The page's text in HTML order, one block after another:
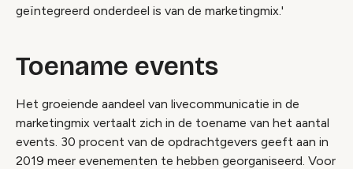
geïntegreerd onderdeel is van de marketingmix.'
Toename events
Het groeiende aandeel van livecommunicatie in de
marketingmix vertaalt zich in de toename van het aantal
events. 30 procent van de opdrachtgevers geeft aan in
2019 meer evenementen te hebben georganiseerd. Voor